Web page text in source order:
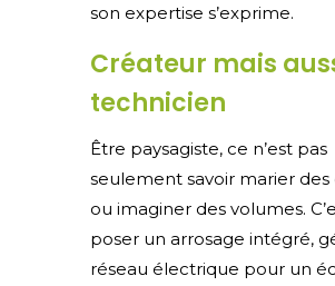
son expertise s’exprime.
Créateur mais
technicien
Être paysagiste, ce n’est pas
seulement savoir marier des
ou imaginer des volumes.
poser un arrosage intégré,
réseau électrique pour un